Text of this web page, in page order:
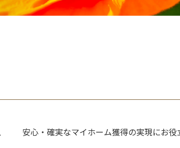
、 安心・確実なマイホーム獲得の実現にお役